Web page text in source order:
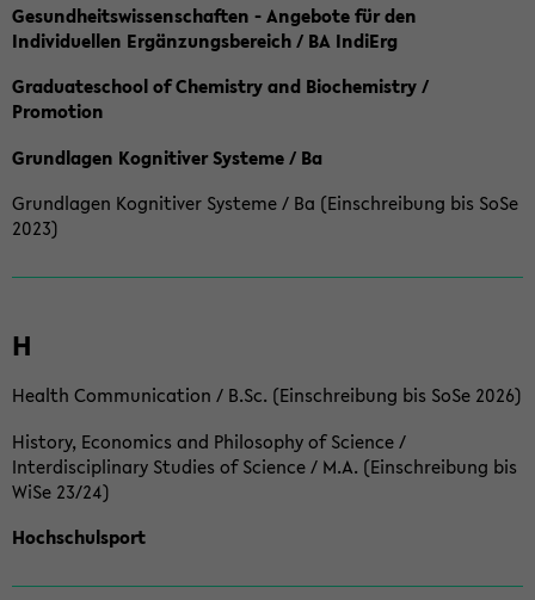
Gesundheitswissenschaften - Angebote für den
Individuellen Ergänzungsbereich / BA IndiErg
Graduateschool of Chemistry and Biochemistry /
Promotion
Grundlagen Kognitiver Systeme / Ba
Grundlagen Kognitiver Systeme / Ba (Einschreibung bis SoSe
2023)
H
Health Communication / B.Sc. (Einschreibung bis SoSe 2026)
History, Economics and Philosophy of Science /
Interdisciplinary Studies of Science / M.A. (Einschreibung bis
WiSe 23/24)
Hochschulsport